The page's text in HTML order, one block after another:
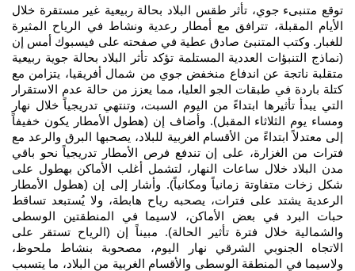
توقع متنبىء جوي، تأثر طقس البلاد بحالة ربيعية غير مستقرة خلال
الأيام المقبلة، تترافق مع أمطار رعدية ونشاط في الرياح المثيرة
للغبار. وكتب المتنبئ صادق عطية في صفحته على فيسبوك أمس إن
(نماذج التنبؤات العددية المستلمة تؤكد تأثر البلاد بحالة جوية ربيعية
متقلبة ناتجة عن اندفاع منخفض جوي من شمال أفريقيا، يتزامن مع
كتلة باردة في طبقات الجو العليا، مما يعزز من حالة عدم الاستقرار
التي يبدأ تأثيرها ابتداءً من اليوم السبت، وتنتهي تدريجياً خلال نهار
ومساء يوم الثلاثاء المقبل). وأضاف إن (هطول الأمطار يكون خفيفاً
إلى معتدلاً ابتداءً من الأقسام الغربية للبلاد، يصحبها البرق والرعد مع
فترات من الغزارة، على إن تندفع فرص الأمطار تدريجياً نحو باقي
مدن البلاد خلال ساعات النهار، لتشمل أغلب الأماكن بهطول على
شكل زخات متفاوتة زمانياً ومكانياً). وأشار إلى إن (هطول الأمطار
الرعدية يشتد على فترات، يصحبه رياح هابطة، ولا يُستبعد تساقط
حبات البرد في بعض الأماكن، لاسيما في المنطقتين الوسطى
والشمالية خلال فترة تأثير الحالة). مبيناً إن (الرياح تستقر على
الاتجاه الجنوبي الشرقي نهار اليوم، مصحوبة بنشاط ملحوظ،
ولاسيما في المنطقة الوسطى والأقسام الغربية من البلاد، ما يتسبب